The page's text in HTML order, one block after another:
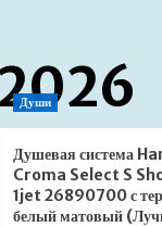
Души
Душевая система
Croma Select S
1jet 26890700 с
белый матовый